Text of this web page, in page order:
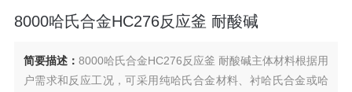
8000哈氏合金HC276反应釜 耐酸碱
简要描述： 8000哈氏合金HC276反应釜 耐酸碱主体材料根据用
户需求和反应工况，可采用纯哈氏合金材料、衬哈氏合金或哈